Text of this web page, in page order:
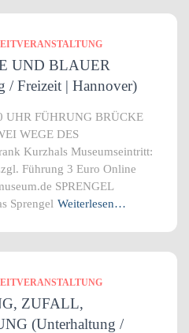
UND BLAUER
/ Freizeit | Hannover)
UHR FÜHRUNG BRÜCKE
WEGE DES
Kurzhals Museumseintritt:
Führung 3 Euro Online
SPRENGEL
Sprengel Weiterlesen…
ZUFALL,
(Unterhaltung /